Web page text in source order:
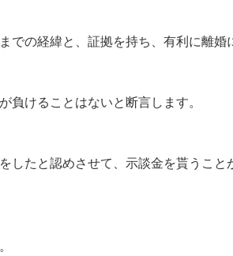
での経緯と、証拠を持ち、有利に離婚
けることはないと断言します。
したと認めさせて、示談金を貰うこ